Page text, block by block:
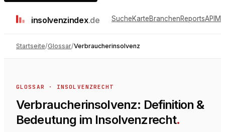
insolvenzindex.de SucheKarteBranchenReportsAPI
Startseite/Glossar/Verbraucherinsolvenz
GLOSSAR · INSOLVENZRECHT
Verbraucherinsolvenz: Definition &
Bedeutung im Insolvenzrecht.